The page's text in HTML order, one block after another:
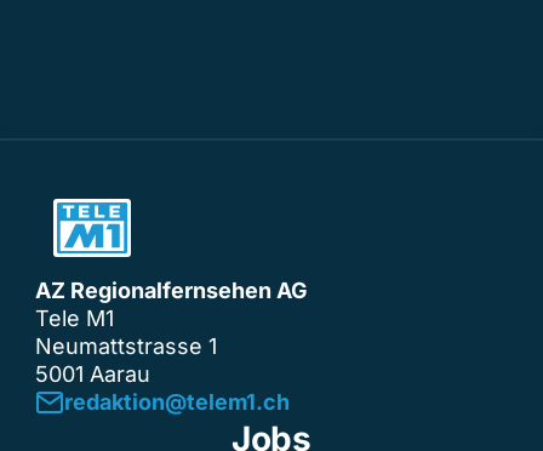
AZ Regionalfernsehen AG
Tele M1
Neumattstrasse 1
5001 Aarau
redaktion@telem1.ch
Jobs